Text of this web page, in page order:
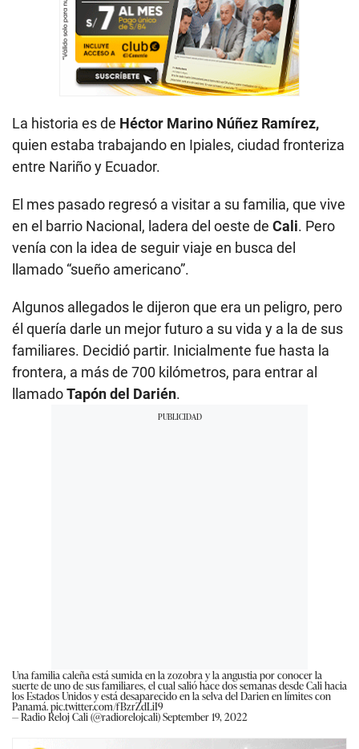
La historia es de Héctor Marino Núñez Ramírez,
quien estaba trabajando en Ipiales, ciudad fronteriza
entre Nariño y Ecuador.
El mes pasado regresó a visitar a su familia, que vive
en el barrio Nacional, ladera del oeste de Cali. Pero
venía con la idea de seguir viaje en busca del
llamado “sueño americano”.
Algunos allegados le dijeron que era un peligro, pero
él quería darle un mejor futuro a su vida y a la de sus
familiares. Decidió partir. Inicialmente fue hasta la
frontera, a más de 700 kilómetros, para entrar al
llamadoTapón del Darién.
Una familia caleña está sumida en la zozobra y la angustia por conocer la
suerte de uno de sus familiares, el cual salió hace dos semanas desde Cali hacia
los Estados Unidos y está desaparecido en la selva del Darien en límites con
Panamá.pic.twitter.com/fBzrZdLiI9
— Radio Reloj Cali (@radiorelojcali)September 19, 2022